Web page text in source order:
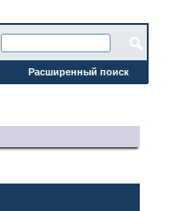
Расширенный поиск